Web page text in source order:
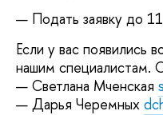
Подать заявку до
Если у вас появились
нашим специалистам.
— Светлана Мченская
— Дарья Черемных